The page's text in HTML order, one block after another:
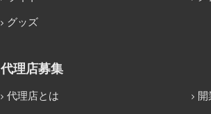
グッズ
代理店募集
代理店とは 開